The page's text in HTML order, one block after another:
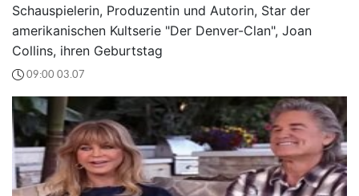
Schauspielerin, Produzentin und Autorin, Star der
amerikanischen Kultserie "Der Denver-Clan", Joan
Collins, ihren Geburtstag
09:00 03.07